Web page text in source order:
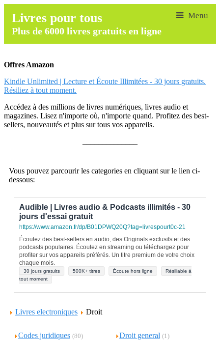
Livres pour tous
Plus de 6000 livres gratuits en ligne
Offres Amazon
Kindle Unlimited | Lecture et Écoute Illimitées - 30 jours gratuits.
Résiliez à tout moment.
Accédez à des millions de livres numériques, livres audio et
magazines. Lisez n'importe où, n'importe quand. Profitez des best-
sellers, nouveautés et plus sur tous vos appareils.
Vous pouvez parcourir les categories en cliquant sur le lien ci-
dessous:
Audible | Livres audio & Podcasts illimités - 30
jours d'essai gratuit
https://www.amazon.fr/dp/B01DPWQ20Q?tag=livrespourt0c-21
Écoutez des best-sellers en audio, des Originals exclusifs et des
podcasts populaires. Écoutez en streaming ou téléchargez pour
profiter sur vos appareils préférés. Un titre premium de votre choix
chaque mois.
30 jours gratuits 500K+ titres Écoute hors ligne
Résiliable à
tout moment
Livres electroniques Droit
Codes juridiques (80) Droit general (1)